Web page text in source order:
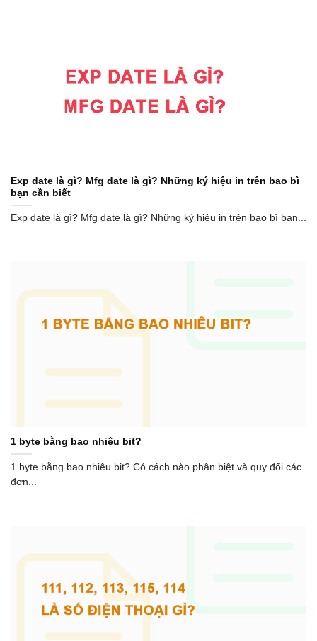
Exp date là gì? Mfg date là gì? Những ký hiệu in trên bao bì
bạn cần biết
Exp date là gì? Mfg date là gì? Những ký hiệu in trên bao bì bạn...
1 byte bằng bao nhiêu bit?
1 byte bằng bao nhiêu bit? Có cách nào phân biệt và quy đổi các
đơn...